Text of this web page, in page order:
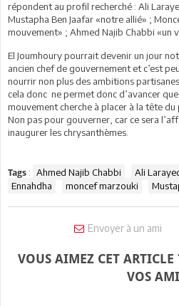
répondent au profil recherché : Ali
Mustapha Ben Jaafar «notre allié» ;
mouvement» ; Ahmed Najib Chabbi «un
El Joumhoury pourrait devenir un jour
ancien chef de gouvernement et c’est
nourrir non plus des ambitions
cela donc ne permet donc d’avancer
mouvement cherche à placer à la tête
Non pas pour gouverner, car ce sera
inaugurer les chrysanthèmes.
Tags : Ahmed Najib Chabbi Ali
Ennahdha
moncef marzouki
Envoyer à un ami
VOUS AIMEZ CET ARTICLE
VOS